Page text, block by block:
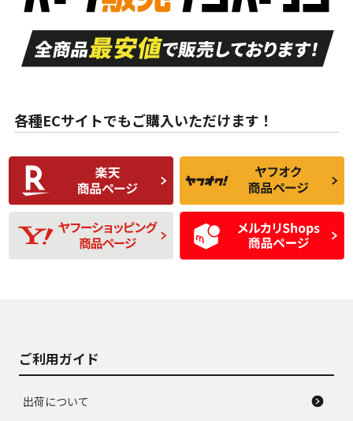
A
走行距離も少なく、
目立つ傷もほとんど
ない中古品
A
走行距離も少なく、
非常に状態の良い中
古品
な中古品
んどない中古品
C
使用感や傷があり、
比較的きれいな中古
品
C
偏磨耗・劣化は感じ
られるが、使用に問
題のない中古品
D
使用感や目立つ傷が
あり、一般的な中古
品
D
残り溝も少なく、偏
磨耗がみられ、短期
間使用できるくらい
の中古品
各種ECサイトでもご購入いただけます！
ご利用ガイド
出荷について